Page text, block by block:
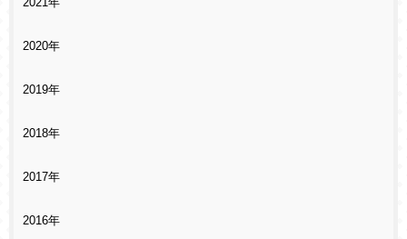
2021年
2020年
2019年
2018年
2017年
2016年